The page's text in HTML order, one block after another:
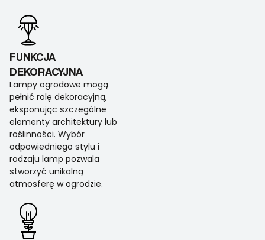
FUNKCJA
DEKORACYJNA
Lampy ogrodowe mogą
pełnić rolę dekoracyjną,
eksponując szczególne
elementy architektury lub
roślinności. Wybór
odpowiedniego stylu i
rodzaju lamp pozwala
stworzyć unikalną
atmosferę w ogrodzie.